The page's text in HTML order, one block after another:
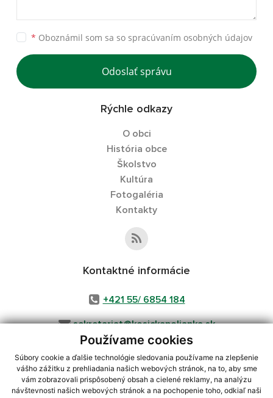
Používame cookies
Súbory cookie a ďalšie technológie sledovania používame na zlepšenie
vášho zážitku z prehliadania našich webových stránok, na to, aby sme
vám zobrazovali prispôsobený obsah a cielené reklamy, na analýzu
návštevnosti našich webových stránok a na pochopenie toho, odkiaľ naši
* Oboznámil som sa so spracúvaním osobných údajov
Odoslať správu
Rýchle odkazy
O obci
História obce
Školstvo
Kultúra
Fotogaléria
Kontakty
Kontaktné informácie
+421 55/ 6854 184
sekretariat@kosickapolianka.sk
využite možnosť získavania aktuálnych informácií s využitím RSS
CMS systém (redakčný) systém ECHELON 2,Mapa stránok,web portál